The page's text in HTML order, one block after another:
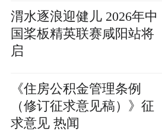
渭水逐浪迎健儿 2026年中
国桨板精英联赛咸阳站将
启
《住房公积金管理条例
（修订征求意见稿）》征
求意见 热闻